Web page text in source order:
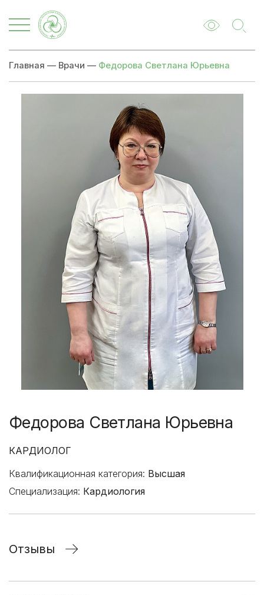
Главная — Врачи — Федорова Светлана Юрьевна
Федорова Светлана Юрьевна
КАРДИОЛОГ
Квалификационная категория: Высшая
Специализация: Кардиология
Отзывы